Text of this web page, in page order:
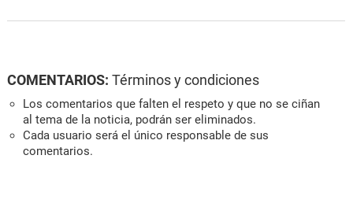
COMENTARIOS: Términos y condiciones
Los comentarios que falten el respeto y que no se ciñan
al tema de la noticia, podrán ser eliminados.
Cada usuario será el único responsable de sus
comentarios.